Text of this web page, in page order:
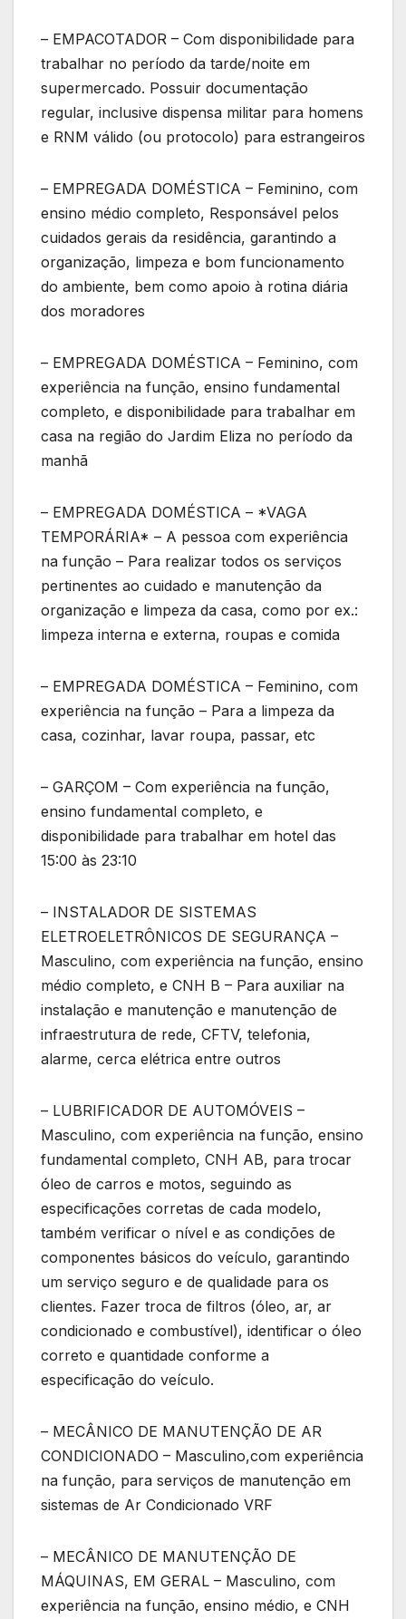
– EMPACOTADOR – Com disponibilidade para
trabalhar no período da tarde/noite em
supermercado. Possuir documentação
regular, inclusive dispensa militar para homens
e RNM válido (ou protocolo) para estrangeiros
– EMPREGADA DOMÉSTICA – Feminino, com
ensino médio completo, Responsável pelos
cuidados gerais da residência, garantindo a
organização, limpeza e bom funcionamento
do ambiente, bem como apoio à rotina diária
dos moradores
– EMPREGADA DOMÉSTICA – Feminino, com
experiência na função, ensino fundamental
completo, e disponibilidade para trabalhar em
casa na região do Jardim Eliza no período da
manhã
– EMPREGADA DOMÉSTICA – *VAGA
TEMPORÁRIA* – A pessoa com experiência
na função – Para realizar todos os serviços
pertinentes ao cuidado e manutenção da
organização e limpeza da casa, como por ex.:
limpeza interna e externa, roupas e comida
– EMPREGADA DOMÉSTICA – Feminino, com
experiência na função – Para a limpeza da
casa, cozinhar, lavar roupa, passar, etc
– GARÇOM – Com experiência na função,
ensino fundamental completo, e
disponibilidade para trabalhar em hotel das
15:00 às 23:10
– INSTALADOR DE SISTEMAS
ELETROELETRÔNICOS DE SEGURANÇA –
Masculino, com experiência na função, ensino
médio completo, e CNH B – Para auxiliar na
instalação e manutenção e manutenção de
infraestrutura de rede, CFTV, telefonia,
alarme, cerca elétrica entre outros
– LUBRIFICADOR DE AUTOMÓVEIS –
Masculino, com experiência na função, ensino
fundamental completo, CNH AB, para trocar
óleo de carros e motos, seguindo as
especificações corretas de cada modelo,
também verificar o nível e as condições de
componentes básicos do veículo, garantindo
um serviço seguro e de qualidade para os
clientes. Fazer troca de filtros (óleo, ar, ar
condicionado e combustível), identificar o óleo
correto e quantidade conforme a
especificação do veículo.
– MECÂNICO DE MANUTENÇÃO DE AR
CONDICIONADO – Masculino,com experiência
na função, para serviços de manutenção em
sistemas de Ar Condicionado VRF
– MECÂNICO DE MANUTENÇÃO DE
MÁQUINAS, EM GERAL – Masculino, com
experiência na função, ensino médio, e CNH